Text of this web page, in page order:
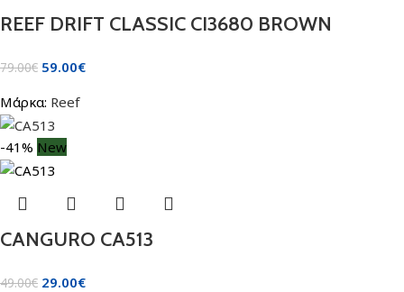
REEF DRIFT CLASSIC CI3680 BROWN
79.00€ 59.00€
Μάρκα: Reef
-41% New
CANGURO CA513
49.00€ 29.00€